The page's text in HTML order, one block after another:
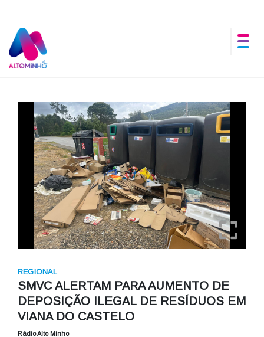
REGIONAL
SMVC ALERTAM PARA AUMENTO DE
DEPOSIÇÃO ILEGAL DE RESÍDUOS EM
VIANA DO CASTELO
Rádio Alto Minho